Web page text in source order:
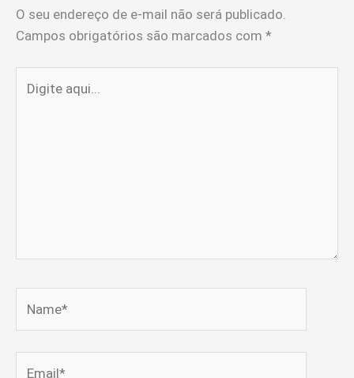
O seu endereço de e-mail não será publicado.
Campos obrigatórios são marcados com *
aqui...